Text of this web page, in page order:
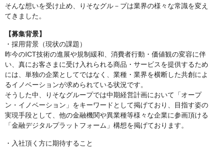
そんな想いを受け止め、りそなグル－プは業界の様々な常識を変え
てきました。
【募集背景】
・採用背景（現状の課題）
昨今のICT技術の進展や規制緩和、消費者行動・価値観の変容に伴
い、真にお客さまに受け入れられる商品・サービスを提供するため
には、単独の企業としてではなく、業種・業界を横断した共創によ
るイノベーションが求められている状況です。
そうした中、りそなグループでは中期経営計画において「オープ
ン・イノベーション」をキーワードとして掲げており、目指す姿の
実現手段として、他の金融機関や異業種等様々な企業に参画頂ける
「金融デジタルプラットフォーム」構想を掲げております。
・入社頂く方に期待すること